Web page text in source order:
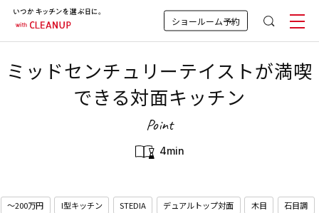
ショールーム予約
ミッドセンチュリーテイストが満喫
できる対面キッチン
Point
4min
～200万円 I型キッチン STEDIA デュアルトップ対面 木目
石目調